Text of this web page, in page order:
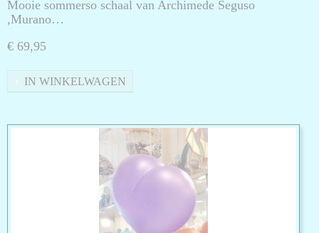
Mooie sommerso schaal van Archimede Seguso
,Murano…
€ 69,95
IN WINKELWAGEN